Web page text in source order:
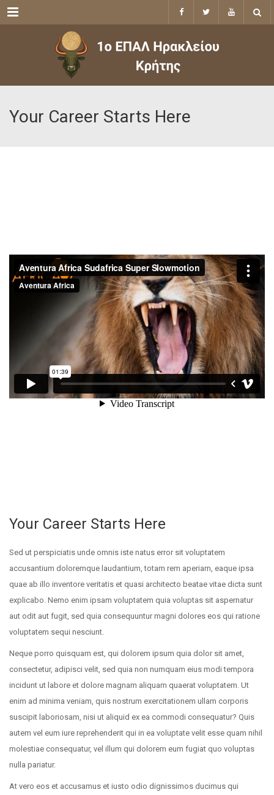
Menu
Your Career Starts Here
Your Career Starts Here
Sed ut perspiciatis unde omnis iste natus error sit voluptatem
accusantium doloremque laudantium, totam rem aperiam, eaque ipsa
quae ab illo inventore veritatis et quasi architecto beatae vitae dicta sunt
explicabo. Nemo enim ipsam voluptatem quia voluptas sit aspernatur
aut odit aut fugit, sed quia consequuntur magni dolores eos qui ratione
voluptatem sequi nesciunt.
Neque porro quisquam est, qui dolorem ipsum quia dolor sit amet,
consectetur, adipisci velit, sed quia non numquam eius modi tempora
incidunt ut labore et dolore magnam aliquam quaerat voluptatem. Ut
enim ad minima veniam, quis nostrum exercitationem ullam corporis
suscipit laboriosam, nisi ut aliquid ex ea commodi consequatur? Quis
autem vel eum iure reprehenderit qui in ea voluptate velit esse quam nihil
molestiae consequatur, vel illum qui dolorem eum fugiat quo voluptas
nulla pariatur.
At vero eos et accusamus et iusto odio dignissimos ducimus qui